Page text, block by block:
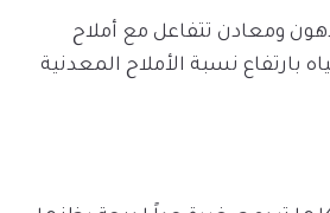
ومعادن تتفاعل مع أملاح
بارتفاع نسبة الأملاح المعدنية